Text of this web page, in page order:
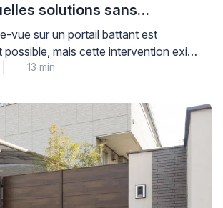
solutions sans
?
vue sur un portail battant est
mais cette intervention exige
rigoureux pour ne pas
La prise au vent et le poids
constituent les deux facteurs
particulièrement sur des
ou des poteaux mal scellés. […]
13 min